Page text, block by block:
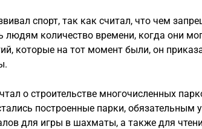
спорт, так как считал, что чем
людям количество времени, когда они
которые на тот момент были, он
о строительстве многочисленных
построенные парки, обязательным
для игры в шахматы, а также для